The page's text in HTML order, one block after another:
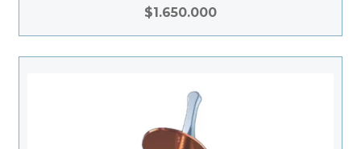
herramienta clave en procedimientos
$1.650.000